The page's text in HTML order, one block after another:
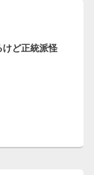
ど正統派怪